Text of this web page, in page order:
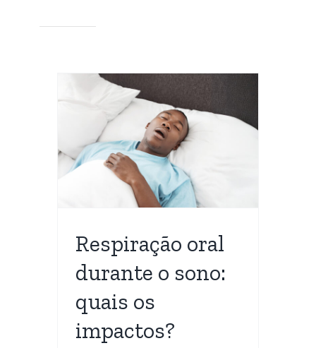
Respiração oral
durante o sono:
quais os
impactos?